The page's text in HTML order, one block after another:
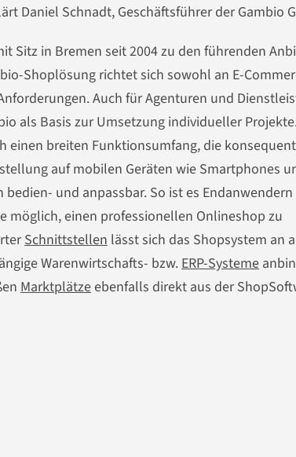
Daniel Schnadt, Geschäftsführer der Gambio
Sitz in Bremen seit 2004 zu den führenden
Shoplösung richtet sich sowohl an E-
Auch für Agenturen und
als Basis zur Umsetzung individueller
breiten Funktionsumfang, die
auf mobilen Geräten wie Smartphones
und anpassbar. So ist es
möglich, einen professionellen Onlineshop zu
Schnittstellen lässt sich das Shopsystem an
Warenwirtschafts- bzw.ERP-Systeme
Marktplätzeebenfalls direkt aus der